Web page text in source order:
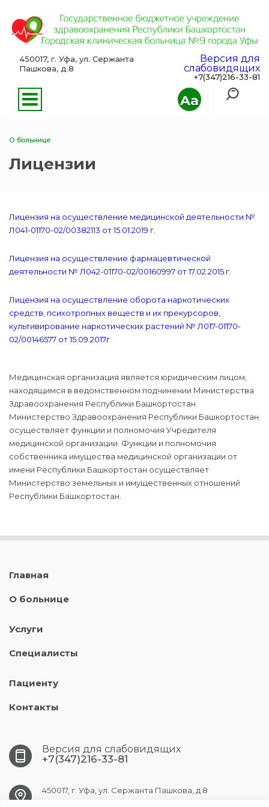
Aa
450017, г. Уфа, ул. Сержанта
Пашкова, д.8
Версия для
слабовидящих
+7(347)216-33-81
О больнице
Лицензии
Лицензия на осуществление медицинской деятельности №
Л041-01170-02/00382113 от 15.01.2019 г.
Лицензия на осуществление фармацевтической
деятельности № Л042-01170-02/00160997 от 17.02.2015 г.
Лицензия на осуществление оборота наркотических
средств, психотропных веществ и их прекурсоров,
культивирование наркотических растений № Л017-01170-
02/00146577 от 15.09.2017г
Медицинская организация является юридическим лицом,
находящимся в ведомственном подчинении Министерства
Здравоохранения Республики Башкортостан.
Министерство Здравоохранения Республики Башкортостан
осуществляет функции и полномочия Учредителя
медицинской организации. Функции и полномочия
собственника имущества медицинской организации от
имени Республики Башкортостан осуществляет
Министерство земельных и имущественных отношений
Республики Башкортостан.
Главная
О больнице
Услуги
Специалисты
Пациенту
Контакты
Версия для слабовидящих
+7(347)216-33-81
450017, г. Уфа, ул. Сержанта Пашкова, д.8